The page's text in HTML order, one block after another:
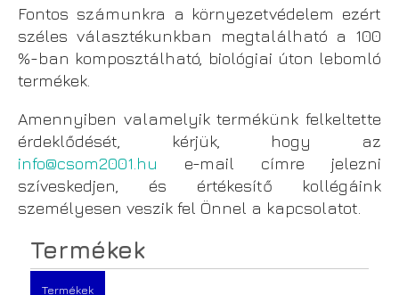
Fontos számunkra a környezetvédelem ezért
széles választékunkban megtalálható a 100
%-ban komposztálható, biológiai úton lebomló
termékek.
Amennyiben valamelyik termékünk felkeltette
érdeklődését, kérjük, hogy az
info@csom2001.hu e-mail címre jelezni
szíveskedjen, és értékesítő kollégáink
személyesen veszik fel Önnel a kapcsolatot.
Termékek
Termékek